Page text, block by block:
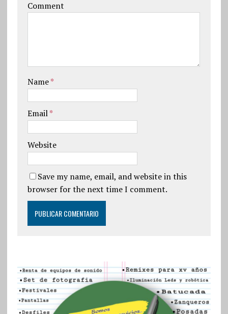
Comment
Name*
Email*
Website
Save my name, email, and website in this
browser for the next time I comment.